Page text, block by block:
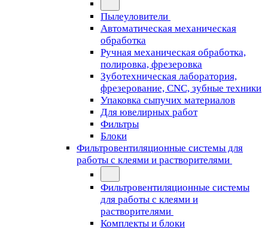
Пылеуловители
Автоматическая механическая
обработка
Ручная механическая обработка,
полировка, фрезеровка
Зуботехническая лаборатория,
фрезерование, CNC, зубные техники
Упаковка сыпучих материалов
Для ювелирных работ
Фильтры
Блоки
Фильтровентиляционные системы для
работы с клеями и растворителями
Фильтровентиляционные системы
для работы с клеями и
растворителями
Комплекты и блоки